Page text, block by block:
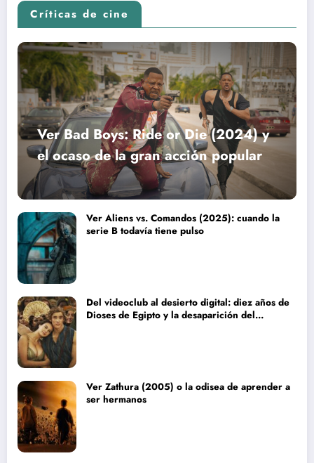
Críticas de cine
Ver Bad Boys: Ride or Die (2024) y
el ocaso de la gran acción popular
Ver Aliens vs. Comandos (2025): cuando la
serie B todavía tiene pulso
Del videoclub al desierto digital: diez años de
Dioses de Egipto y la desaparición del
Ver Zathura (2005) o la odisea de aprender a
ser hermanos